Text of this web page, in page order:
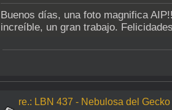
Buenos días, una foto magnifica
increíble, un gran trabajo.
re.: LBN 437 - Nebulosa del Gecko